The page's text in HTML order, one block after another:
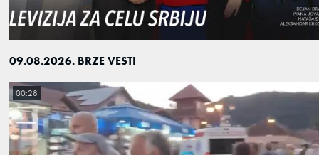
09.08.2026. BRZE VESTI
00:28